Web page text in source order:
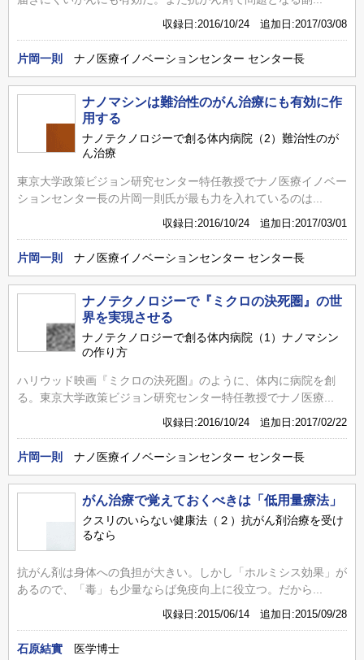
収録日:2016/10/24 追加日:2017/03/08
片岡一則 ナノ医療イノベーションセンター センター長
ナノマシンは難治性のがん治療にも有効に作
用する
ナノテクノロジーで創る体内病院（2）難治性のが
ん治療
東京大学政策ビジョン研究センター特任教授でナノ医療イノベー
ションセンター長の片岡一則氏が最も力を入れているのは...
収録日:2016/10/24 追加日:2017/03/01
片岡一則 ナノ医療イノベーションセンター センター長
ナノテクノロジーで『ミクロの決死圏』の世
界を実現させる
ナノテクノロジーで創る体内病院（1）ナノマシン
の作り方
ハリウッド映画『ミクロの決死圏』のように、体内に病院を創
る。東京大学政策ビジョン研究センター特任教授でナノ医療...
収録日:2016/10/24 追加日:2017/02/22
片岡一則 ナノ医療イノベーションセンター センター長
がん治療で覚えておくべきは「低用量療法」
クスリのいらない健康法（２）抗がん剤治療を受け
るなら
抗がん剤は身体への負担が大きい。しかし「ホルミシス効果」が
あるので、「毒」も少量ならば免疫向上に役立つ。だから...
収録日:2015/06/14 追加日:2015/09/28
石原結實 医学博士